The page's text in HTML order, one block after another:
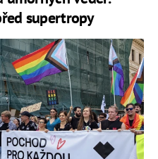
supertropy